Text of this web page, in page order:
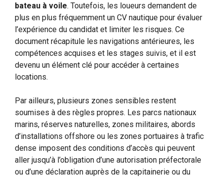
bateau à voile. Toutefois, les loueurs demandent de
plus en plus fréquemment un CV nautique pour évaluer
l’expérience du candidat et limiter les risques. Ce
document récapitule les navigations antérieures, les
compétences acquises et les stages suivis, et il est
devenu un élément clé pour accéder à certaines
locations.
Par ailleurs, plusieurs zones sensibles restent
soumises à des règles propres. Les parcs nationaux
marins, réserves naturelles, zones militaires, abords
d’installations offshore ou les zones portuaires à trafic
dense imposent des conditions d’accès qui peuvent
aller jusqu’à l’obligation d’une autorisation préfectorale
ou d’une déclaration auprès de la capitainerie ou du